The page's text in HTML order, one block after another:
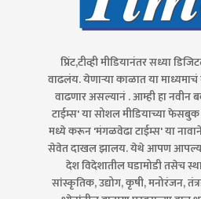
प्रिंट,टीव्ही मीडियानंतर सध्या
वाढलंय. येणाऱ्या काळात या
वाढणार असल्यानं . आम्ही हा
टाईम्स' या सोशल मीडियाच्या
मध्ये करून 'मंगळवेढा टाईम्स' या
सेवेत दाखल झालय. येथे आपण आपल्या
देश विदेशातील घडामोडी तसेच
सांस्कृतिक, उद्योग, कृषी, मनोरंजन,